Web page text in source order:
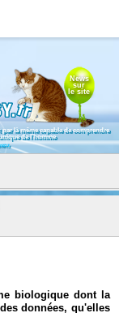
News
sur
le site
là même capable de comprendre
de l'homme
biologique dont la
données, qu'elles